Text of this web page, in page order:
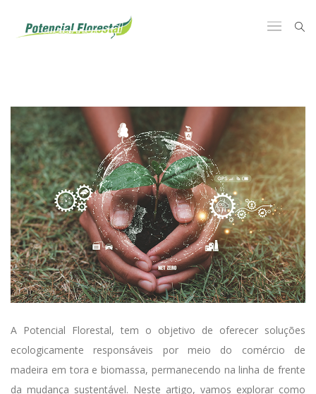
A Potencial Florestal, tem o objetivo de oferecer soluções
ecologicamente responsáveis por meio do comércio de
madeira em tora e biomassa, permanecendo na linha de frente
da mudança sustentável. Neste artigo, vamos explorar como